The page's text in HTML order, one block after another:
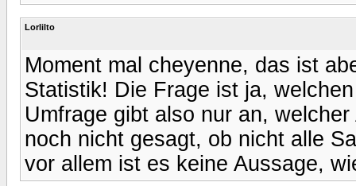
Lorlilto
Moment mal cheyenne, das ist
Statistik! Die Frage ist ja,
Umfrage gibt also nur an,
noch nicht gesagt, ob nicht alle
vor allem ist es keine Aussage,